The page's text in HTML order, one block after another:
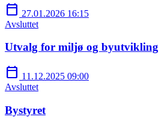
calendar_today 27.01.2026 16:15
Avsluttet
Utvalg for miljø og byutvikling
calendar_today 11.12.2025 09:00
Avsluttet
Bystyret